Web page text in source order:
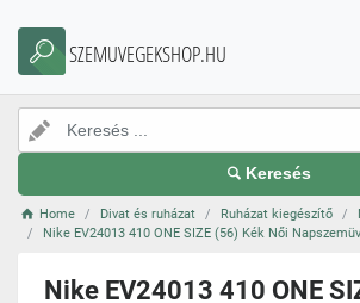
SZEMUVEGEKSHOP.HU
Keresés
Home Divat és ruházat Ruházat kiegészítő
Nike EV24013 410 ONE SIZE (56) Kék Női
Nike EV24013 410 ONE